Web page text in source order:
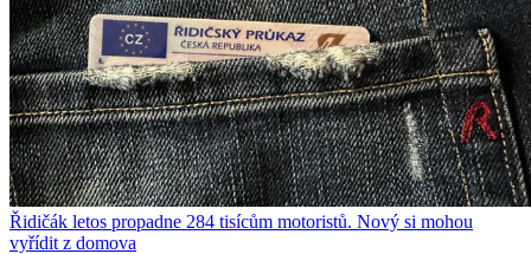
Řidičák letos propadne 284 tisícům motoristů. Nový si mohou
vyřídit z domova